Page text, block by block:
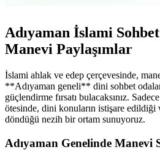
Adıyaman İslami
Manevi Paylaşımlar
İslami ahlak ve edep çerçevesinde,
**Adıyaman geneli** dini sohbet
güçlendirme fırsatı bulacaksınız.
ötesinde, dini konuların istişare edildiği
döndüğü nezih bir ortam sunuyoruz.
Adıyaman Genelinde Manevi